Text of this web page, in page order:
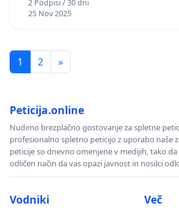
2 Podpisi / 30 dni
25 Nov 2025
1 2 »
Peticija.online
Nudimo brezplačno gostovanje za spletne
profesionalno spletno peticijo z uporabo naše
peticije so dnevno omenjene v medijih, tako
odličen način da vas opazi javnost in nosilci
Vodniki Več